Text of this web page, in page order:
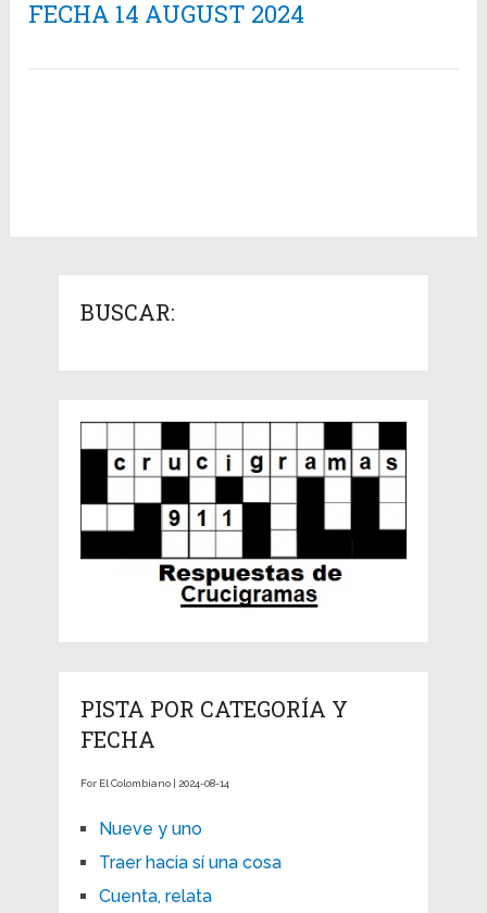
FECHA 14 AUGUST 2024
BUSCAR:
PISTA POR CATEGORÍA Y
FECHA
For El Colombiano | 2024-08-14
Nueve y uno
Traer hacia sí una cosa
Cuenta, relata